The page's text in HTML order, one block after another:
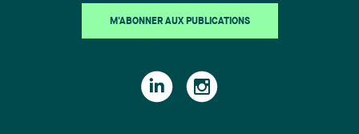
M'ABONNER AUX PUBLICATIONS